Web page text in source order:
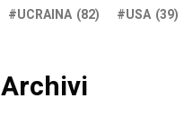
UCRAINA (82) USA (39)
Archivi